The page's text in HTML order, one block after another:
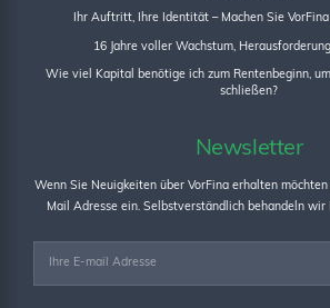
Ihr Auftritt, Ihre Identität – Machen Sie
16 Jahre voller Wachstum,
Wie viel Kapital benötige ich zum Rentenbeginn,
schließen?
Newsletter
Wenn Sie Neuigkeiten über VorFina erhalten
Mail Adresse ein. Selbstverständlich behandeln